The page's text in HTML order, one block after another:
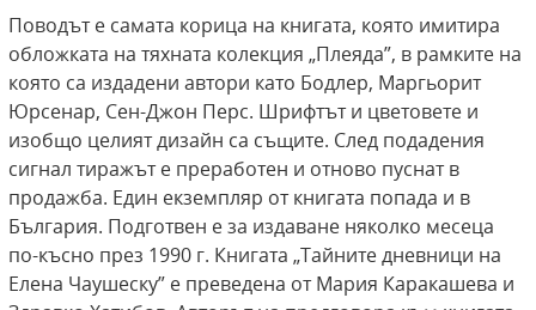
Поводът е самата корица на книгата, която имитира
обложката на тяхната колекция „Плеяда”, в рамките на
която са издадени автори като Бодлер, Маргьорит
Юрсенар, Сен-Джон Перс. Шрифтът и цветовете и
изобщо целият дизайн са същите. След подадения
сигнал тиражът е преработен и отново пуснат в
продажба. Един екземпляр от книгата попада и в
България. Подготвен е за издаване няколко месеца
по-късно през 1990 г. Книгата „Тайните дневници на
Елена Чаушеску” е преведена от Мария Каракашева и